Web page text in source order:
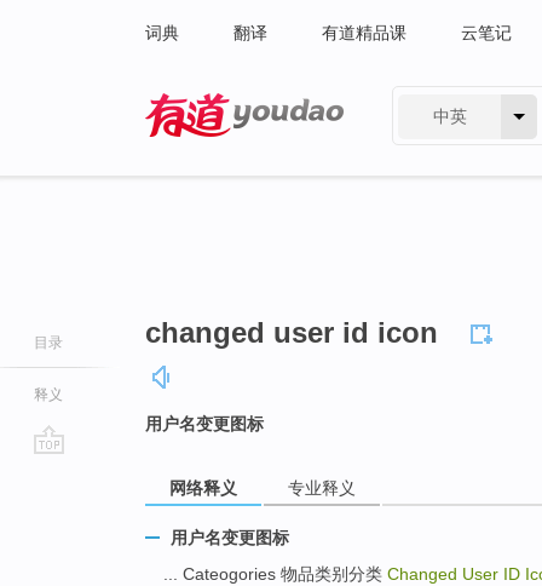
词典 翻译 有道精品课 云笔记
中英
目录
释义
changed user id icon
用户名变更图标
网络释义 专业释义
用户名变更图标
... Cateogories 物品类别分类 Changed User ID